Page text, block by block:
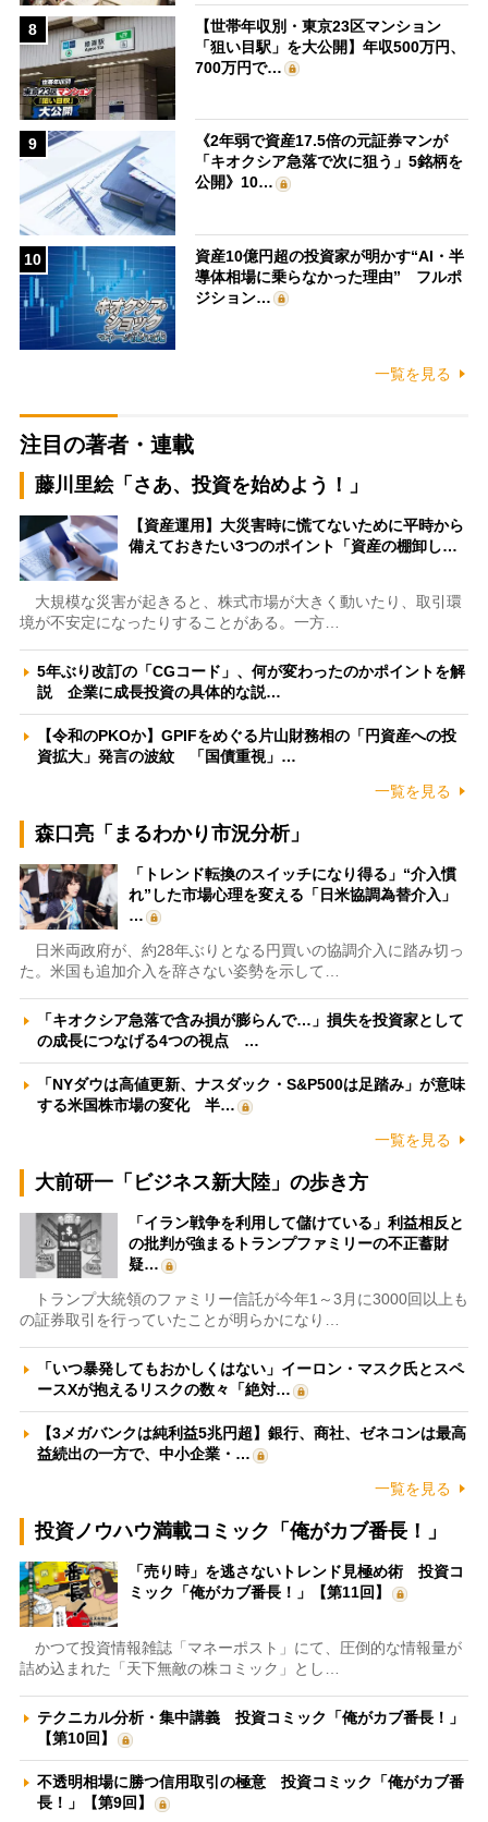
8
【世帯年収別・東京23区マンション
「狙い目駅」を大公開】年収500万円、
700万円で…
9
《2年弱で資産17.5倍の元証券マンが
「キオクシア急落で次に狙う」5銘柄を
公開》10…
10
資産10億円超の投資家が明かす“AI・半
導体相場に乗らなかった理由” フルポ
ジション…
一覧を見る
注目の著者・連載
藤川里絵「さあ、投資を始めよう！」
【資産運用】大災害時に慌てないために平時から
備えておきたい3つのポイント「資産の棚卸し…
大規模な災害が起きると、株式市場が大きく動いたり、取引環
境が不安定になったりすることがある。一方…
5年ぶり改訂の「CGコード」、何が変わったのかポイントを解
説 企業に成長投資の具体的な説…
【令和のPKOか】GPIFをめぐる片山財務相の「円資産への投
資拡大」発言の波紋 「国債重視」…
一覧を見る
森口亮「まるわかり市況分析」
「トレンド転換のスイッチになり得る」“介入慣
れ”した市場心理を変える「日米協調為替介入」
…
日米両政府が、約28年ぶりとなる円買いの協調介入に踏み切っ
た。米国も追加介入を辞さない姿勢を示して…
「キオクシア急落で含み損が膨らんで…」損失を投資家として
の成長につなげる4つの視点 …
「NYダウは高値更新、ナスダック・S&P500は足踏み」が意味
する米国株市場の変化 半…
一覧を見る
大前研一「ビジネス新大陸」の歩き方
「イラン戦争を利用して儲けている」利益相反と
の批判が強まるトランプファミリーの不正蓄財
疑…
トランプ大統領のファミリー信託が今年1～3月に3000回以上も
の証券取引を行っていたことが明らかになり…
「いつ暴発してもおかしくはない」イーロン・マスク氏とスペ
ースXが抱えるリスクの数々「絶対…
【3メガバンクは純利益5兆円超】銀行、商社、ゼネコンは最高
益続出の一方で、中小企業・…
一覧を見る
投資ノウハウ満載コミック「俺がカブ番長！」
「売り時」を逃さないトレンド見極め術 投資コ
ミック「俺がカブ番長！」【第11回】
かつて投資情報雑誌「マネーポスト」にて、圧倒的な情報量が
詰め込まれた「天下無敵の株コミック」とし…
テクニカル分析・集中講義 投資コミック「俺がカブ番長！」
【第10回】
不透明相場に勝つ信用取引の極意 投資コミック「俺がカブ番
長！」【第9回】